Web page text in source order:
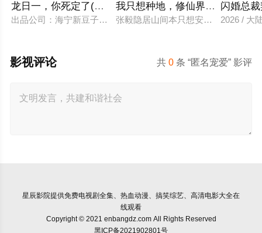
龙日一，你死定了(短剧)
出品公司：海宁新豆子影视传媒有限公司、北京九和龙胜文化
我只想种地，修仙界却奉我为神
张毅隐居山间本只想安静度日，直到
闪婚总
2026 / 大
共0 条 “匿名宠爱” 影评
影视评论
星辰影院提供免费电视剧全集、热血动漫、搞笑综艺、高清电影大全在
线观看
Copyright © 2021 enbangdz.com All Rights Reserved
黑ICP备2021902801号